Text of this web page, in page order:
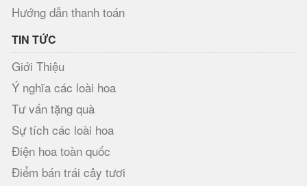
Hướng dẫn thanh toán
TIN TỨC
Giới Thiệu
Ý nghĩa các loài hoa
Tư vấn tặng quà
Sự tích các loài hoa
Điện hoa toàn quốc
Điểm bán trái cây tươi